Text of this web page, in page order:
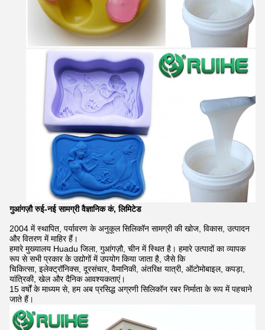
गुआंगज़ौ रुई-नई सामग्री वैज्ञानिक कं, लिमिटेड
2004 में स्थापित, पर्यावरण के अनुकूल सिलिकॉन सामग्री की खोज, विकास, उत्पादन
और वितरण में माहिर हैं।
हमारे मुख्यालय Huadu जिला, गुआंगज़ौ, चीन में स्थित है। हमारे उत्पादों का व्यापक
रूप से सभी प्रकार के उद्योगों में उपयोग किया जाता है, जैसे कि
चिकित्सा, इलेक्ट्रॉनिक्स, दूरसंचार, वैमानिकी, अंतरिक्ष यात्री, ऑटोमोबाइल, कपड़ा,
यांत्रिकी, खेल और दैनिक आवश्यकताएं।
15 वर्षों के माध्यम से, हम अब प्रसिद्ध अग्रणी सिलिकॉन रबर निर्माता के रूप में पहचाने
जाते हैं।